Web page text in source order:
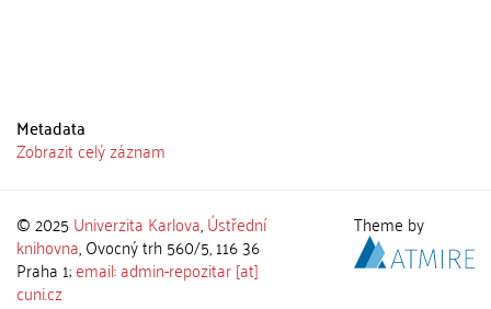
Metadata
Zobrazit celý záznam
© 2025 Univerzita Karlova,Ústřední
knihovna, Ovocný trh 560/5, 116 36
Praha 1;email: admin-repozitar [at]
cuni.cz
Theme by